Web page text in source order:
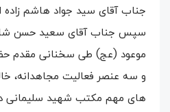
جناب آقای سید جواد هاشم زاده
سپس جناب آقای سعید حسن
موعود (عج) طی سخنانی مقدم
و سه عنصر فعالیت مجاهدانه،
های مهم مکتب شهید سلیمانی